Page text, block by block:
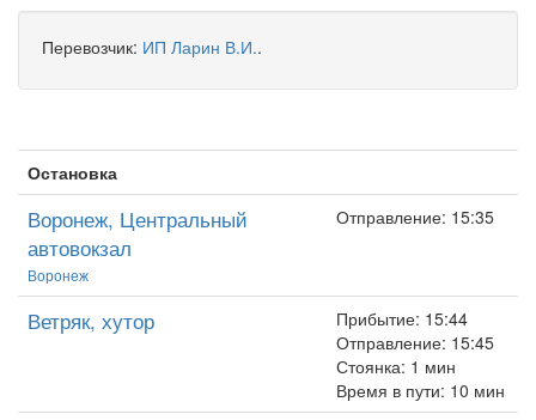
Перевозчик: ИП Ларин В.И..
Остановка
Воронеж, Центральный
автовокзал
Воронеж
Отправление: 15:35
Ветряк, хутор
Прибытие: 15:44
Отправление: 15:45
Стоянка: 1 мин
Время в пути: 10 мин